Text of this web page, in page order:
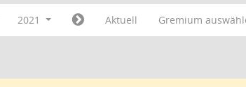
2021 Aktuell Gremium